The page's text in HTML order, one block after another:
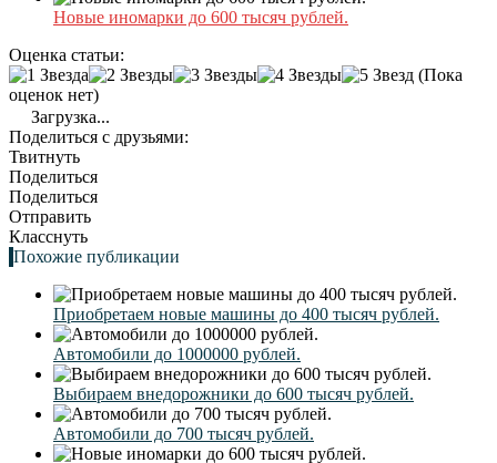
Новые иномарки до 600 тысяч рублей.
Оценка статьи:
(Пока
оценок нет)
Загрузка...
Поделиться с друзьями:
Твитнуть
Поделиться
Поделиться
Отправить
Класснуть
Похожие публикации
Приобретаем новые машины до 400 тысяч рублей.
Автомобили до 1000000 рублей.
Выбираем внедорожники до 600 тысяч рублей.
Автомобили до 700 тысяч рублей.